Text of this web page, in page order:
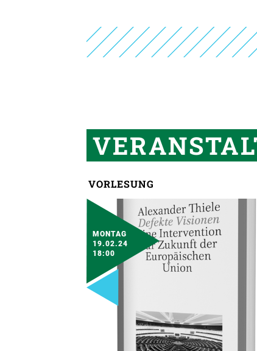
VORLESUNG
MONTAG
19.02.24
18:00